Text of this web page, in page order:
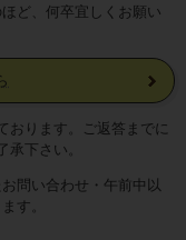
ど、何卒宜しくお願い
おります。ご返答までに
下さい。
問い合わせ・午前中以
す。